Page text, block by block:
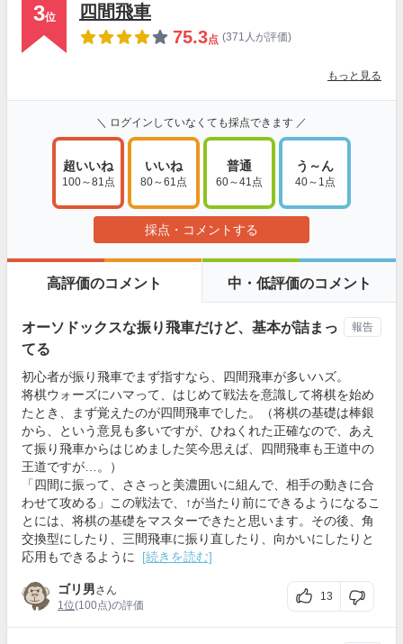
3位
四間飛車
75.3点 (371人が評価)
もっと見る
＼ ログインしていなくても採点できます ／
超いいね
100～81点
いいね
80～61点
普通
60～41点
う～ん
40～1点
採点・コメントする
高評価のコメント 中・低評価のコメント
オーソドックスな振り飛車だけど、基本が詰まっ
てる
初心者が振り飛車でまず指すなら、四間飛車が多いハズ。
将棋ウォーズにハマって、はじめて戦法を意識して将棋を始め
たとき、まず覚えたのが四間飛車でした。（将棋の基礎は棒銀
から、という意見も多いですが、ひねくれた正確なので、あえ
て振り飛車からはじめました笑今思えば、四間飛車も王道中の
王道ですが…。）
「四間に振って、ささっと美濃囲いに組んで、相手の動きに合
わせて攻める」この戦法で、↑が当たり前にできるようになるこ
とには、将棋の基礎をマスターできたと思います。その後、角
交換型にしたり、三間飛車に振り直したり、向かいにしたりと
応用もできるように
[続きを読む]
ゴリ男さん
1位(100点)の評価
13
報告